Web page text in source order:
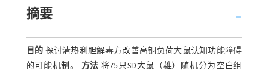
摘要
目的 探讨清热利胆解毒方改善高铜负荷大鼠认知功能障碍
的可能机制。 方法 将75只SD大鼠（雄）随机分为空白组